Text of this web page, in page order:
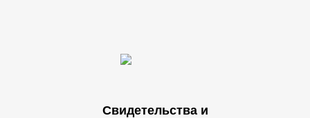
Свидетельства и